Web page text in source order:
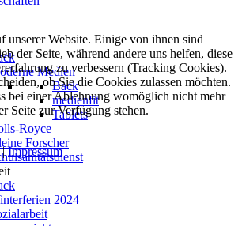
Medien
Back
medienfit
Tablets
Royce
Forscher
2024
unserer Website. Einige von ihnen sind
der Seite, während andere uns helfen, diese
zu verbessern (Tracking Cookies).
ob Sie die Cookies zulassen möchten.
bei einer Ablehnung womöglich nicht mehr
Seite zur Verfügung stehen.
|Impressum